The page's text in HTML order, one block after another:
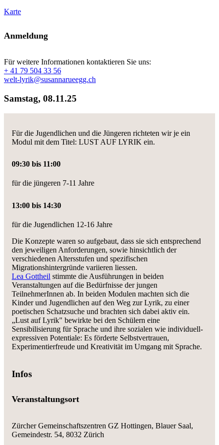
Karte
Anmeldung
Für weitere Informationen kontaktieren Sie uns:
+ 41 79 504 33 56
welt-lyrik@susannarueegg.ch
Samstag, 08.11.25
Für die Jugendlichen und die Jüngeren richteten wir je ein
Modul mit dem Titel: LUST AUF LYRIK ein.
09:30 bis 11:00
für die jüngeren 7-11 Jahre
13:00 bis 14:30
für die Jugendlichen 12-16 Jahre
Die Konzepte waren so aufgebaut, dass sie sich entsprechend
den jeweiligen Anforderungen, sowie hinsichtlich der
verschiedenen Altersstufen und spezifischen
Migrationshintergründe variieren liessen.
Lea Gottheil stimmte die Ausführungen in beiden
Veranstaltungen auf die Bedürfnisse der jungen
TeilnehmerInnen ab. In beiden Modulen machten sich die
Kinder und Jugendlichen auf den Weg zur Lyrik, zu einer
poetischen Schatzsuche und brachten sich dabei aktiv ein.
„Lust auf Lyrik" bewirkte bei den Schülern eine
Sensibilisierung für Sprache und ihre sozialen wie individuell-
expressiven Potentiale: Es förderte Selbstvertrauen,
Experimentierfreude und Kreativität im Umgang mit Sprache.
Infos
Veranstaltungsort
Zürcher Gemeinschaftszentren GZ Hottingen, Blauer Saal,
Gemeindestr. 54, 8032 Zürich